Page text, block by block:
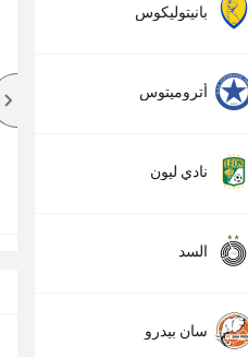
بانيتوليكوس
أتروميتوس
نادي ليون
السد
سان بيدرو